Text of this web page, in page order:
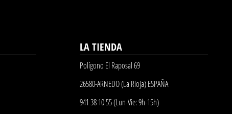
LA TIENDA
Polígono El Raposal 69
26580-ARNEDO (La Rioja) ESPAÑA
941 38 10 55 (Lun-Vie: 9h-15h)